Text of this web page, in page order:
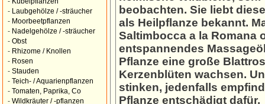
-
Laubgehölze / -sträucher
- Moorbeetpflanzen
- Nadelgehölze / -sträucher
- Obst
- Rhizome / Knollen
- Rosen
- Stauden
- Teich- / Aquarienpflanzen
- Tomaten, Paprika, Co
- Wildkräuter / -pflanzen
beobachten. Sie liebt
als Heilpflanze bekannt.
Saltimbocca a la Romana
entspannendes
Pflanze eine große
Kerzenblüten wachsen.
stinken, jedenfalls
Pflanze entschädigt dafür.